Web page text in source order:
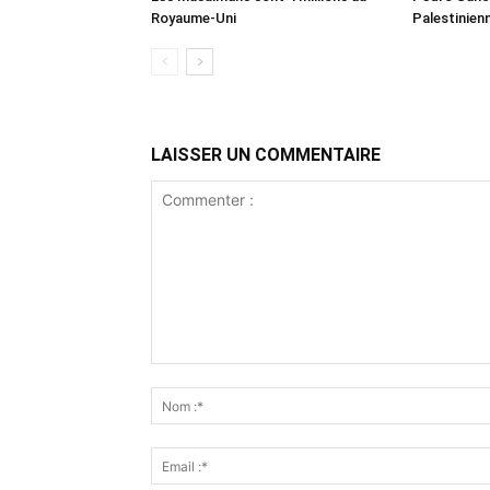
Royaume-Uni
LAISSER UN COMMENTAIRE